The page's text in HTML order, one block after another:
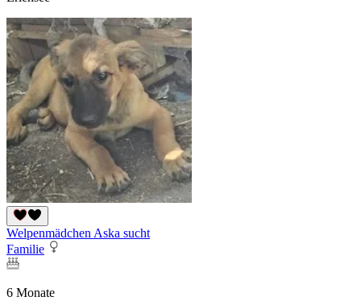
Welpenmädchen Aska sucht
Familie
6 Monate